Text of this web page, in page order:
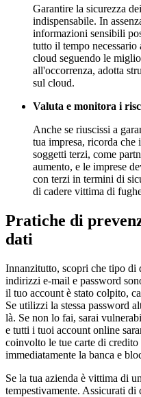
Garantire la sicurezza
indispensabile. In
informazioni sensibili
tutto il tempo
cloud seguendo le
all'occorrenza, adotta
sul cloud.
Valuta e monitora i
Anche se riuscissi a
tua impresa, ricorda che
soggetti terzi, come
aumento, e le imprese
con terzi in termini di
di cadere vittima di
Pratiche di
dati
Innanzitutto, scopri che tipo di
indirizzi e-mail e password
il tuo account è stato colpito,
Se utilizzi la stessa password
là. Se non lo fai, sarai
e tutti i tuoi account online
coinvolto le tue carte di
immediatamente la banca e
Se la tua azienda è vittima di
tempestivamente. Assicurati di